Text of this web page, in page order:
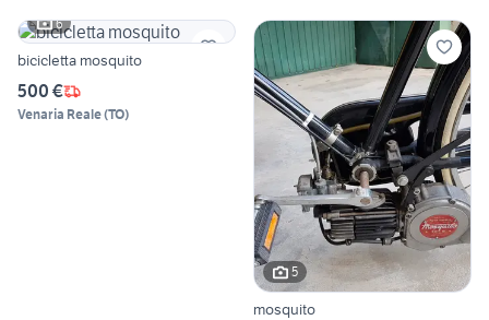
6
bicicletta mosquito
500 €
Venaria Reale(TO)
5
mosquito